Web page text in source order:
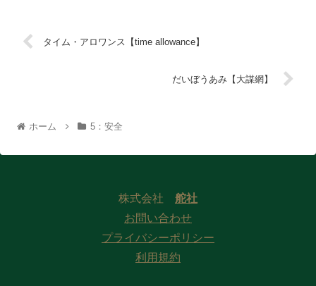
タイム・アロワンス【time allowance】
だいぼうあみ【大謀網】
ホーム 5：安全
株式会社 舵社
お問い合わせ
プライバシーポリシー
利用規約